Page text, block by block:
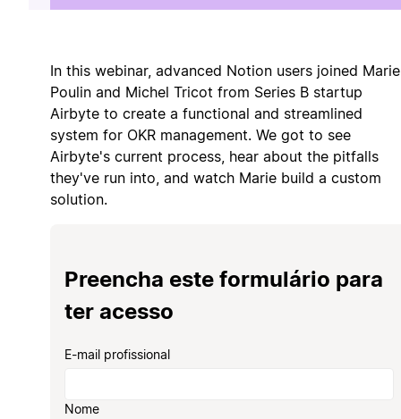
In this webinar, advanced Notion users joined Marie
Poulin and Michel Tricot from Series B startup
Airbyte to create a functional and streamlined
system for OKR management. We got to see
Airbyte's current process, hear about the pitfalls
they've run into, and watch Marie build a custom
solution.
Preencha este formulário para
ter acesso
E-mail profissional
Nome